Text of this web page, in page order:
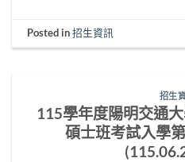
Posted in招生資訊
招生
115學年度陽明交通
碩士班考試入學